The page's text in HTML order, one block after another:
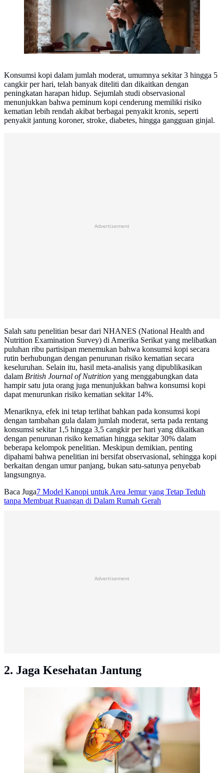
Konsumsi kopi dalam jumlah moderat, umumnya sekitar 3 hingga 5
cangkir per hari, telah banyak diteliti dan dikaitkan dengan
peningkatan harapan hidup. Sejumlah studi observasional
menunjukkan bahwa peminum kopi cenderung memiliki risiko
kematian lebih rendah akibat berbagai penyakit kronis, seperti
penyakit jantung koroner, stroke, diabetes, hingga gangguan ginjal.
Advertisement
Salah satu penelitian besar dari NHANES (National Health and
Nutrition Examination Survey) di Amerika Serikat yang melibatkan
puluhan ribu partisipan menemukan bahwa konsumsi kopi secara
rutin berhubungan dengan penurunan risiko kematian secara
keseluruhan. Selain itu, hasil meta-analisis yang dipublikasikan
dalam British Journal of Nutrition yang menggabungkan data
hampir satu juta orang juga menunjukkan bahwa konsumsi kopi
dapat menurunkan risiko kematian sekitar 14%.
Menariknya, efek ini tetap terlihat bahkan pada konsumsi kopi
dengan tambahan gula dalam jumlah moderat, serta pada rentang
konsumsi sekitar 1,5 hingga 3,5 cangkir per hari yang dikaitkan
dengan penurunan risiko kematian hingga sekitar 30% dalam
beberapa kelompok penelitian. Meskipun demikian, penting
dipahami bahwa penelitian ini bersifat observasional, sehingga kopi
berkaitan dengan umur panjang, bukan satu-satunya penyebab
langsungnya.
Baca Juga7 Model Kanopi untuk Area Jemur yang Tetap Teduh
tanpa Membuat Ruangan di Dalam Rumah Gerah
Advertisement
2. Jaga Kesehatan Jantung